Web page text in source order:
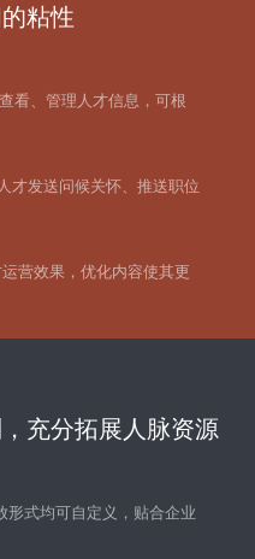
粘性
看、管理人才信息，可根
才发送问候关怀、推送职位
营效果，优化内容使其更
充分拓展人脉资源
形式均可自定义，贴合企业